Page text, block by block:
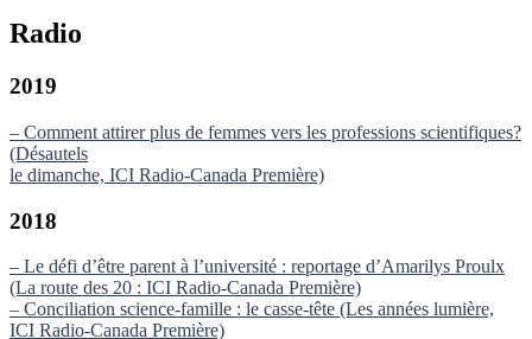
Radio
2019
– Comment attirer plus de femmes vers les professions scientifiques?
(Désautels
le dimanche, ICI Radio-Canada Première)
2018
– Le défi d’être parent à l’université : reportage d’Amarilys Proulx
(La route des 20 : ICI Radio-Canada Première)
– Conciliation science-famille : le casse-tête (Les années lumière,
ICI Radio-Canada Première)